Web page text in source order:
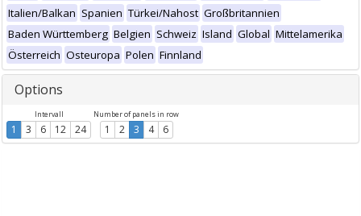
Italien/Balkan Spanien Türkei/Nahost Großbritannien
Baden Württemberg Belgien Schweiz Island Global Mittelamerika
Österreich Osteuropa Polen Finnland
Options
Intervall
1 3 6 12 24
Number of panels in row
1 2 3 4 6